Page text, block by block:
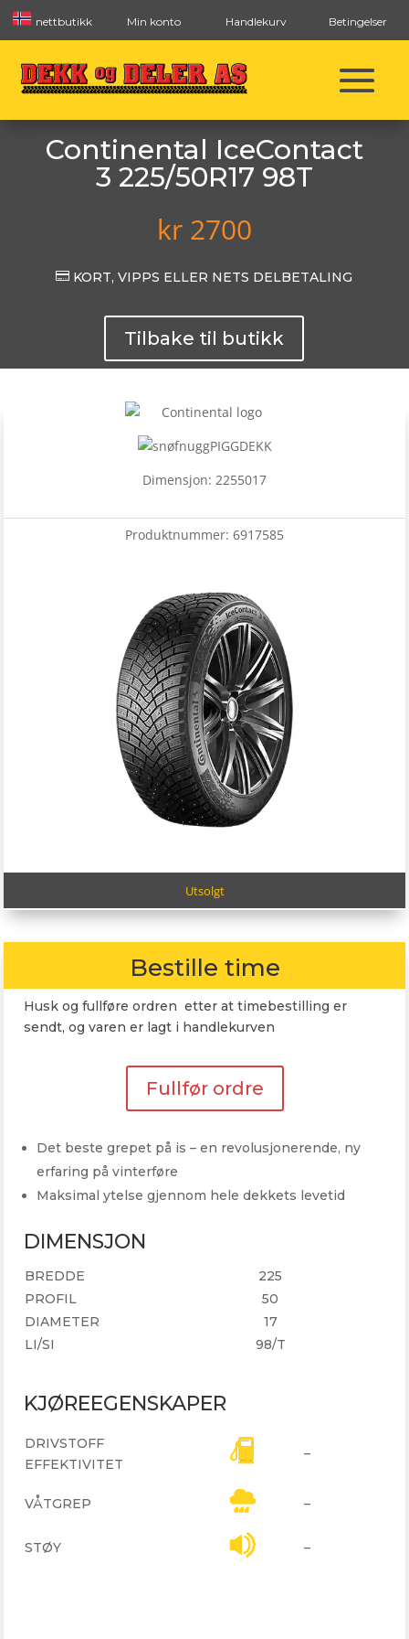
nettbutikk Min konto Handlekurv Betingelser
Continental IceContact
3 225/50R17 98T
kr2700
 KORT, VIPPS ELLER NETS DELBETALING
Tilbake til butikk
PIGGDEKK
Dimensjon: 2255017
Produktnummer: 6917585
Utsolgt
Bestille time
Husk og fullføre ordren etter at timebestilling er
sendt, og varen er lagt i handlekurven
Fullfør ordre
Det beste grepet på is – en revolusjonerende, ny
erfaring på vinterføre
Maksimal ytelse gjennom hele dekkets levetid
DIMENSJON
BREDDE
225
PROFIL
50
DIAMETER
17
LI/SI
98/T
KJØREEGENSKAPER
DRIVSTOFF
EFFEKTIVITET
–
VÅTGREP –
STØY –